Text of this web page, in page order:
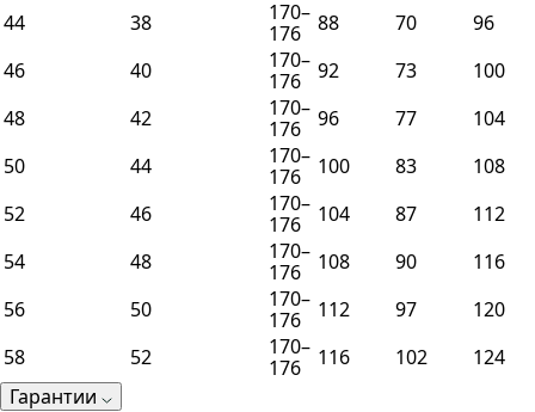
44
38
170–
176
88 70
96
46
40
170–
176
92 73
100
48
42
170–
176
96 77
104
50
44
170–
176
100 83
108
52
46
170–
176
104 87
112
54
48
170–
176
108 90
116
56
50
170–
176
112 97
120
58
52
170–
176
116 102
124
Гарантии